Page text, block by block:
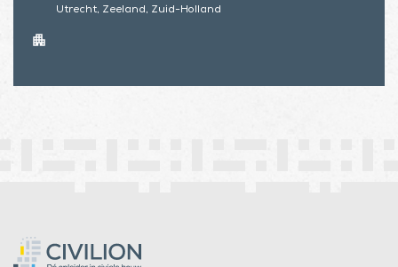
Utrecht, Zeeland, Zuid-Holland
apartment